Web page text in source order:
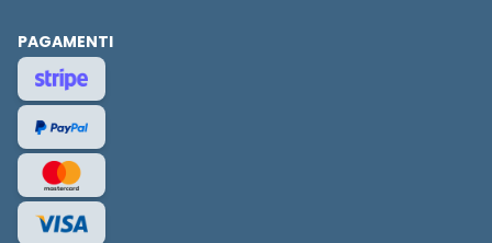
PAGAMENTI